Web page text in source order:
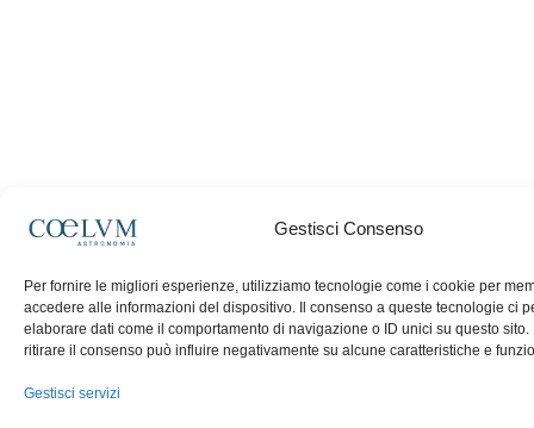
Gestisci Consenso
Per fornire le migliori esperienze, utilizziamo tecnologie come i cookie per
accedere alle informazioni del dispositivo. Il consenso a queste tecnologie ci
elaborare dati come il comportamento di navigazione o ID unici su questo
ritirare il consenso può influire negativamente su alcune caratteristiche e
Gestisci servizi